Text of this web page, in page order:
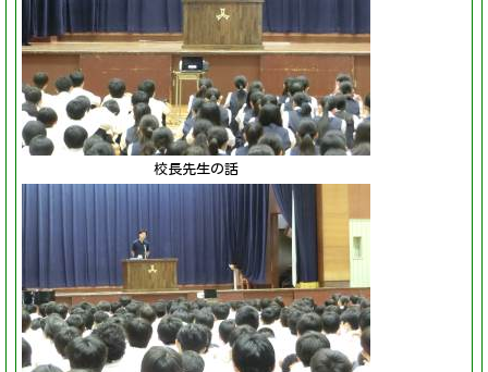
校長先生の話